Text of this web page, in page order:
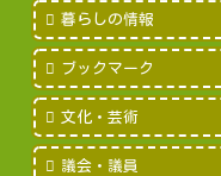
暮らしの情報
ブックマーク
文化・芸術
議会・議員